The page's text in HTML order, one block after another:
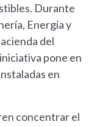
Durante
Energía y
del
pone en
en
concentrar el